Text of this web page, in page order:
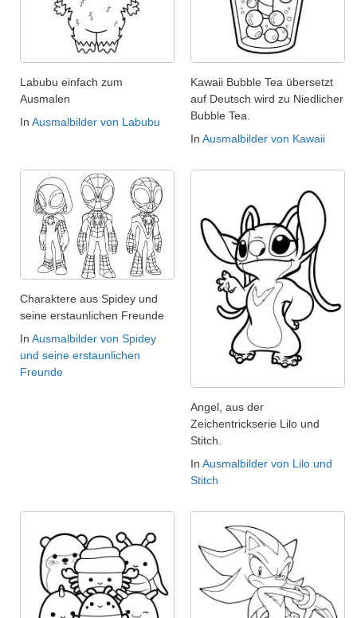
Labubu einfach zum
Ausmalen
In Ausmalbilder von Labubu
Kawaii Bubble Tea übersetzt
auf Deutsch wird zu Niedlicher
Bubble Tea.
In Ausmalbilder von Kawaii
Charaktere aus Spidey und
seine erstaunlichen Freunde
In Ausmalbilder von Spidey
und seine erstaunlichen
Freunde
Angel, aus der
Zeichentrickserie Lilo und
Stitch.
In Ausmalbilder von Lilo und
Stitch